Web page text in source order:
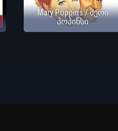
Mary Poppins / მერი
პოპინსი